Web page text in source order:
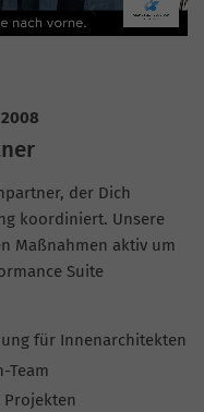
der Dich
koordiniert. Unsere
Maßnahmen aktiv um
Suite
für Innenarchitekten
Team
Projekten